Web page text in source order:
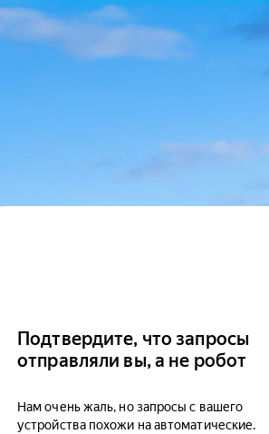
Подтвердите, что запросы
отправляли вы, а не робот
Нам очень жаль, но запросы с вашего
устройства похожи на автоматические.